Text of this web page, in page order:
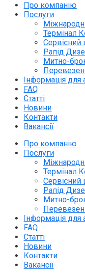
Про компанію
Послуги
Термінал
Сервісний
Рапід
Митно-
Інформація для
FAQ
Статті
Новини
Контакти
Вакансії
Про компанію
Послуги
Термінал
Сервісний
Рапід
Митно-
Інформація для
FAQ
Статті
Новини
Контакти
Вакансії